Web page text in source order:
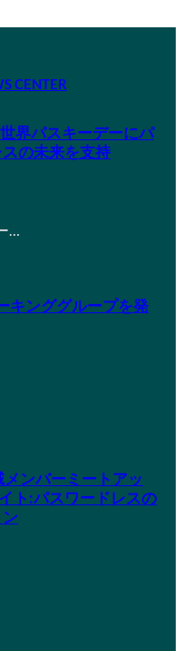
CENTER
界パスキーデーにパ
の未来を支持
…
キンググループを発
ンバーミートアッ
ト:パスワードレスの